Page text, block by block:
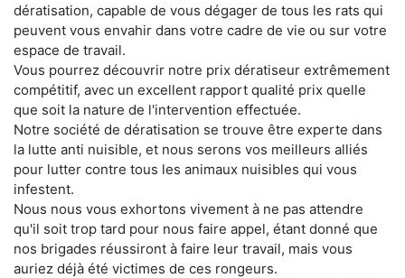
dératisation, capable de vous dégager de tous les rats qui
peuvent vous envahir dans votre cadre de vie ou sur votre
espace de travail.
Vous pourrez découvrir notre prix dératiseur extrêmement
compétitif, avec un excellent rapport qualité prix quelle
que soit la nature de l'intervention effectuée.
Notre société de dératisation se trouve être experte dans
la lutte anti nuisible, et nous serons vos meilleurs alliés
pour lutter contre tous les animaux nuisibles qui vous
infestent.
Nous nous vous exhortons vivement à ne pas attendre
qu'il soit trop tard pour nous faire appel, étant donné que
nos brigades réussiront à faire leur travail, mais vous
auriez déjà été victimes de ces rongeurs.